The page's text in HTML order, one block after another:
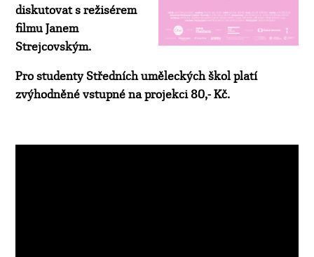
diskutovat s režisérem
filmu Janem
Strejcovským.
Pro studenty Středních uměleckých škol platí
zvýhodněné vstupné na projekci 80,- Kč.